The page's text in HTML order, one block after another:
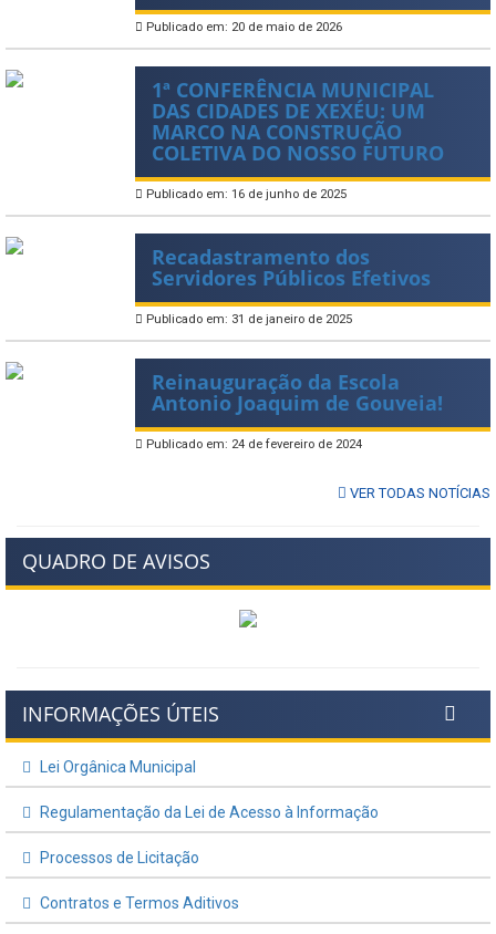
Publicado em: 20 de maio de 2026
1ª CONFERÊNCIA MUNICIPAL
DAS CIDADES DE XEXÉU: UM
MARCO NA CONSTRUÇÃO
COLETIVA DO NOSSO FUTURO
Publicado em: 16 de junho de 2025
Recadastramento dos
Servidores Públicos Efetivos
Publicado em: 31 de janeiro de 2025
Reinauguração da Escola
Antonio Joaquim de Gouveia!
Publicado em: 24 de fevereiro de 2024
VER TODAS NOTÍCIAS
QUADRO DE AVISOS
INFORMAÇÕES ÚTEIS
Lei Orgânica Municipal
Regulamentação da Lei de Acesso à Informação
Processos de Licitação
Contratos e Termos Aditivos